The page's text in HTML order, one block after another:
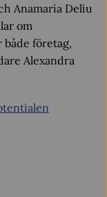
Anamaria Deliu
om
företag,
Alexandra